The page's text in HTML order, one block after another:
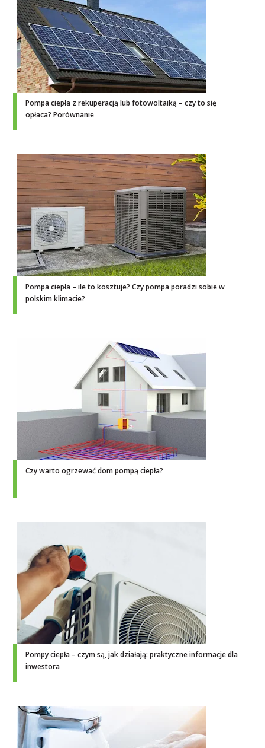
Pompa ciepła z rekuperacją lub fotowoltaiką – czy to się
opłaca? Porównanie
Pompa ciepła – ile to kosztuje? Czy pompa poradzi sobie w
polskim klimacie?
Czy warto ogrzewać dom pompą ciepła?
Pompy ciepła – czym są, jak działają: praktyczne informacje dla
inwestora